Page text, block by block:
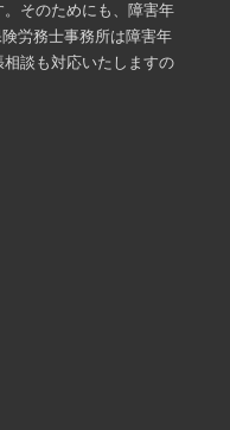
そのためにも、障害年
労務士事務所は障害年
談も対応いたしますの